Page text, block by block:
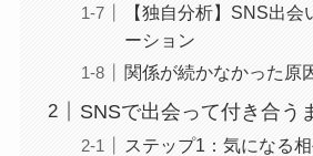
【独自分析】SNS出
ーション
関係が続かなかった原
SNSで出会って付き合う
ステップ1：気になる